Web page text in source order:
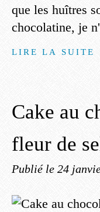
que les huîtres
chocolatine, je
LIRE LA SUITE
Cake au
fleur de
Publié le 24